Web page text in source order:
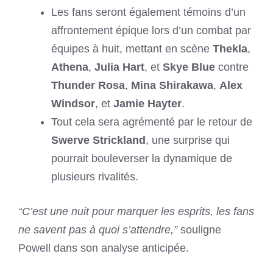
Les fans seront également témoins d’un
affrontement épique lors d’un combat par
équipes à huit, mettant en scène Thekla,
Athena, Julia Hart, et Skye Blue contre
Thunder Rosa, Mina Shirakawa, Alex
Windsor, et Jamie Hayter.
Tout cela sera agrémenté par le retour de
Swerve Strickland , une surprise qui
pourrait bouleverser la dynamique de
plusieurs rivalités.
“C’est une nuit pour marquer les esprits, les fans
ne savent pas à quoi s’attendre,”souligne
Powell dans son analyse anticipée.